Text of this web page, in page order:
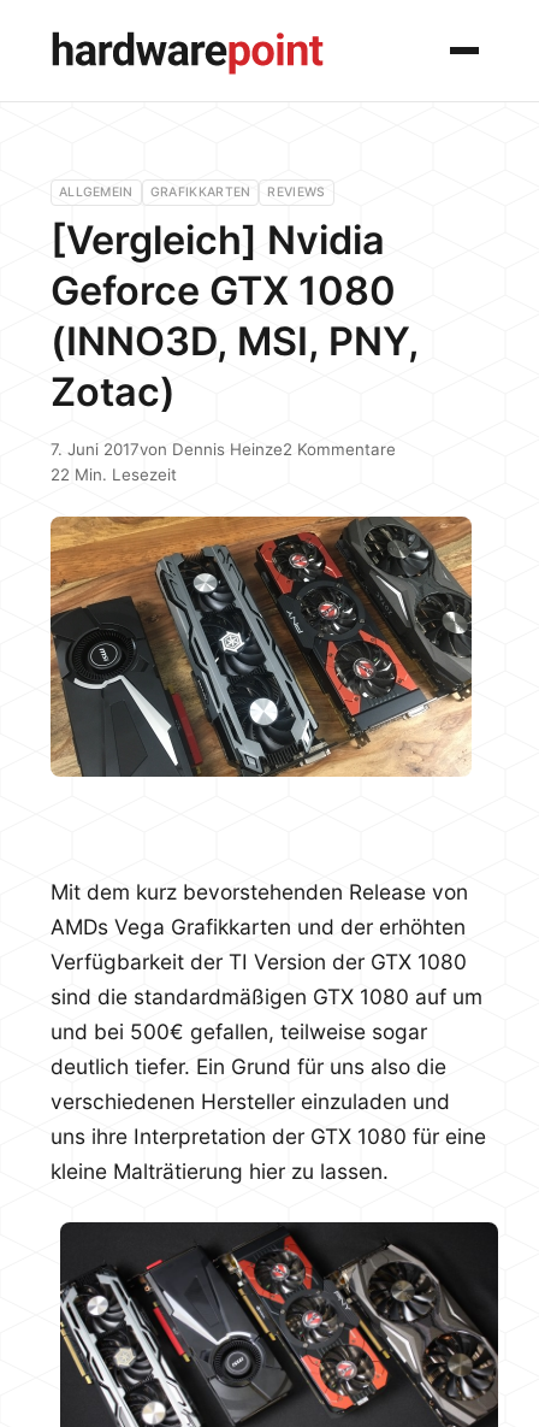
Menü
ALLGEMEIN GRAFIKKARTEN REVIEWS
[Vergleich] Nvidia
Geforce GTX 1080
(INNO3D, MSI, PNY,
Zotac)
7. Juni 2017von Dennis Heinze2 Kommentare
22 Min. Lesezeit
Mit dem kurz bevorstehenden Release von
AMDs Vega Grafikkarten und der erhöhten
Verfügbarkeit der TI Version der GTX 1080
sind die standardmäßigen GTX 1080 auf um
und bei 500€ gefallen, teilweise sogar
deutlich tiefer. Ein Grund für uns also die
verschiedenen Hersteller einzuladen und
uns ihre Interpretation der GTX 1080 für eine
kleine Malträtierung hier zu lassen.